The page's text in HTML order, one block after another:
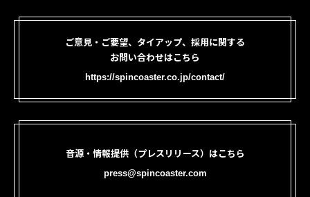
ご意見・ご要望、タイアップ、採用に関する
お問い合わせはこちら
https://spincoaster.co.jp/contact/
音源・情報提供（プレスリリース）はこちら
press@spincoaster.com